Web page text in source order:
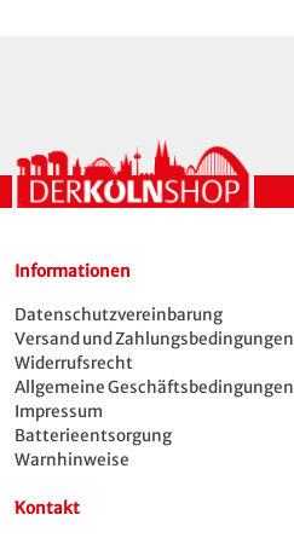
Informationen
Datenschutzvereinbarung
Versand und Zahlungsbedingungen
Widerrufsrecht
Allgemeine Geschäftsbedingungen
Impressum
Batterieentsorgung
Warnhinweise
Kontakt